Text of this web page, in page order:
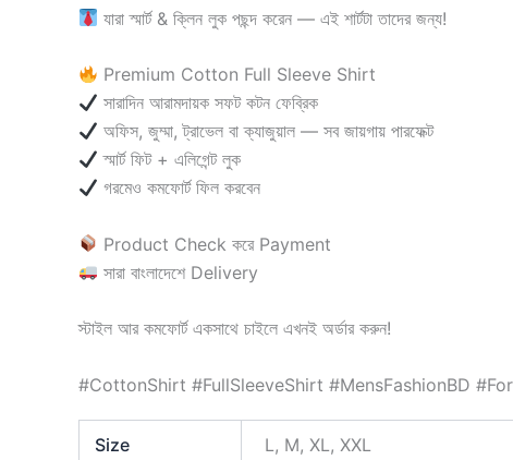
যারা স্মার্ট & ক্লিন লুক পছন্দ করেন — এই শার্টটা তাদের জন্য!
Premium Cotton Full Sleeve Shirt
সারাদিন আরামদায়ক সফট কটন ফেব্রিক
অফিস, জুম্মা, ট্রাভেল বা ক্যাজুয়াল — সব জায়গায় পারফেক্ট
স্মার্ট ফিট + এলিগেন্ট লুক
গরমেও কমফোর্ট ফিল করবেন
Product Check করে Payment
সারা বাংলাদেশে Delivery
স্টাইল আর কমফোর্ট একসাথে চাইলে এখনই অর্ডার করুন!
#CottonShirt #FullSleeveShirt #MensFashionBD
Size L, M, XL, XXL